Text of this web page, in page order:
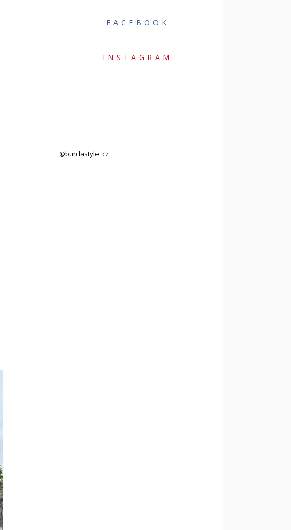
FACEBOOK
INSTAGRAM
@burdastyle_cz